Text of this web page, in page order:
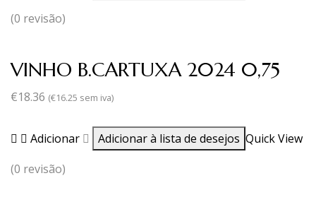
(0 revisão)
VINHO B.CARTUXA 2024 0,75
€18.36 (€16.25 sem iva)
Adicionar Adicionar à lista de desejos Quick View
(0 revisão)